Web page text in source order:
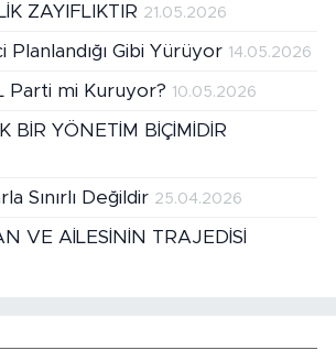
ZAYIFLIKTIR 21.05.2026
Planlandığı Gibi Yürüyor 14.05.2026
Parti mi Kuruyor? 10.05.2026
BİR YÖNETİM BİÇİMİDİR
Sınırlı Değildir 25.04.2026
VE AİLESİNİN TRAJEDİSİ